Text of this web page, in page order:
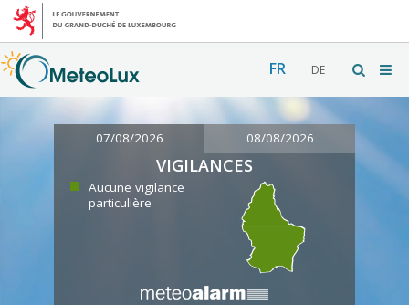
FR DE
07/08/2026 08/08/2026
VIGILANCES
Aucune vigilance
particulière